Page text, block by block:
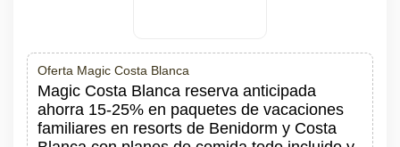
Oferta Magic Costa Blanca
Magic Costa Blanca reserva anticipada
ahorra 15-25% en paquetes de vacaciones
familiares en resorts de Benidorm y Costa